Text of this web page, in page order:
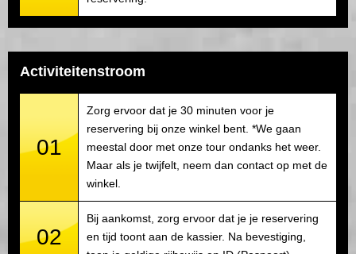
Activiteitenstroom
01
Zorg ervoor dat je 30 minuten voor je
reservering bij onze winkel bent. *We gaan
meestal door met onze tour ondanks het weer.
Maar als je twijfelt, neem dan contact op met de
winkel.
02
Bij aankomst, zorg ervoor dat je je reservering
en tijd toont aan de kassier. Na bevestiging,